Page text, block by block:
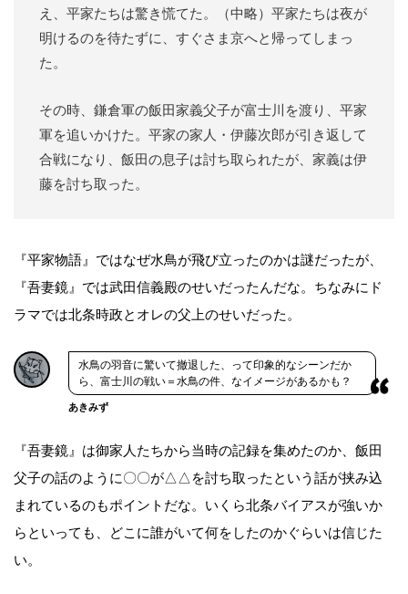
え、平家たちは驚き慌てた。（中略）平家たちは夜が
明けるのを待たずに、すぐさま京へと帰ってしまっ
た。
その時、鎌倉軍の飯田家義父子が富士川を渡り、平家
軍を追いかけた。平家の家人・伊藤次郎が引き返して
合戦になり、飯田の息子は討ち取られたが、家義は伊
藤を討ち取った。
『平家物語』ではなぜ水鳥が飛び立ったのかは謎だったが、
『吾妻鏡』では武田信義殿のせいだったんだな。ちなみにド
ラマでは北条時政とオレの父上のせいだった。
水鳥の羽音に驚いて撤退した、って印象的なシーンだか
ら、富士川の戦い＝水鳥の件、なイメージがあるかも？
あきみず
『吾妻鏡』は御家人たちから当時の記録を集めたのか、飯田
父子の話のように〇〇が△△を討ち取ったという話が挟み込
まれているのもポイントだな。いくら北条バイアスが強いか
らといっても、どこに誰がいて何をしたのかぐらいは信じた
い。